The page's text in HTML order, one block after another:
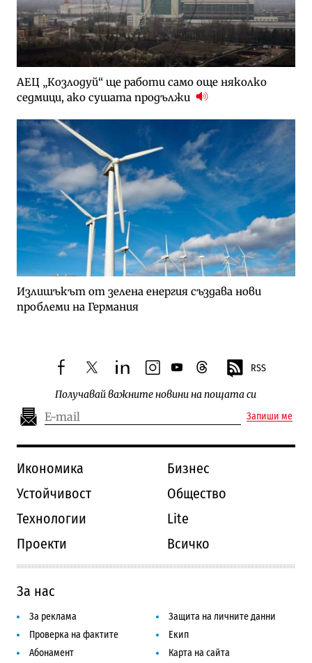
АЕЦ „Козлодуй“ ще работи само още няколко
седмици, ако сушата продължи
Излишъкът от зелена енергия създава нови
проблеми на Германия
facebooktwitterlinkedininstagram
youtubethreads RSS
Получавай важните новини на пощата си
Запиши ме
Икономика
Бизнес
Устойчивост
Общество
Технологии
Lite
Проекти
Всичко
За нас
За реклама
Защита на личните данни
Проверка на фактите
Екип
Абонамент
Карта на сайта